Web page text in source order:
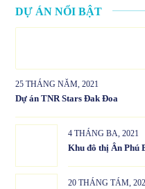
DỰ ÁN NỔI BẬT
25 THÁNG NĂM, 2021
Dự án TNR Stars Đak Đoa
4 THÁNG BA, 2021
Khu đô thị Ân Phú
20 THÁNG TÁM,